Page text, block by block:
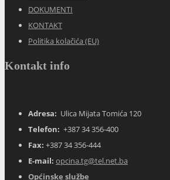
DOKUMENTI
KONTAKT
Politika kolačića (EU)
Kontakt info
Adresa: Ulica Mijata Tomića 120
Telefon: +387 34 356-400
Fax: +387 34 356-444
E-mail: opcina.tg@tel.net.ba
Općinske službe